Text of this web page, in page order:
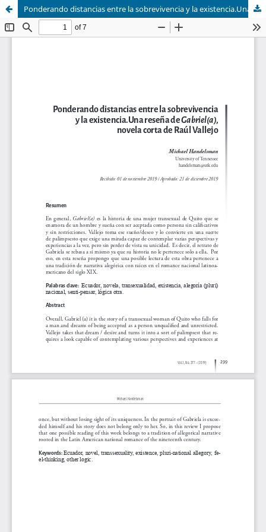
Ponderando distancias entre la sobrevivencia y la existencia.Una reseña de Gabriel(a), novela corta de Raúl Vallejo